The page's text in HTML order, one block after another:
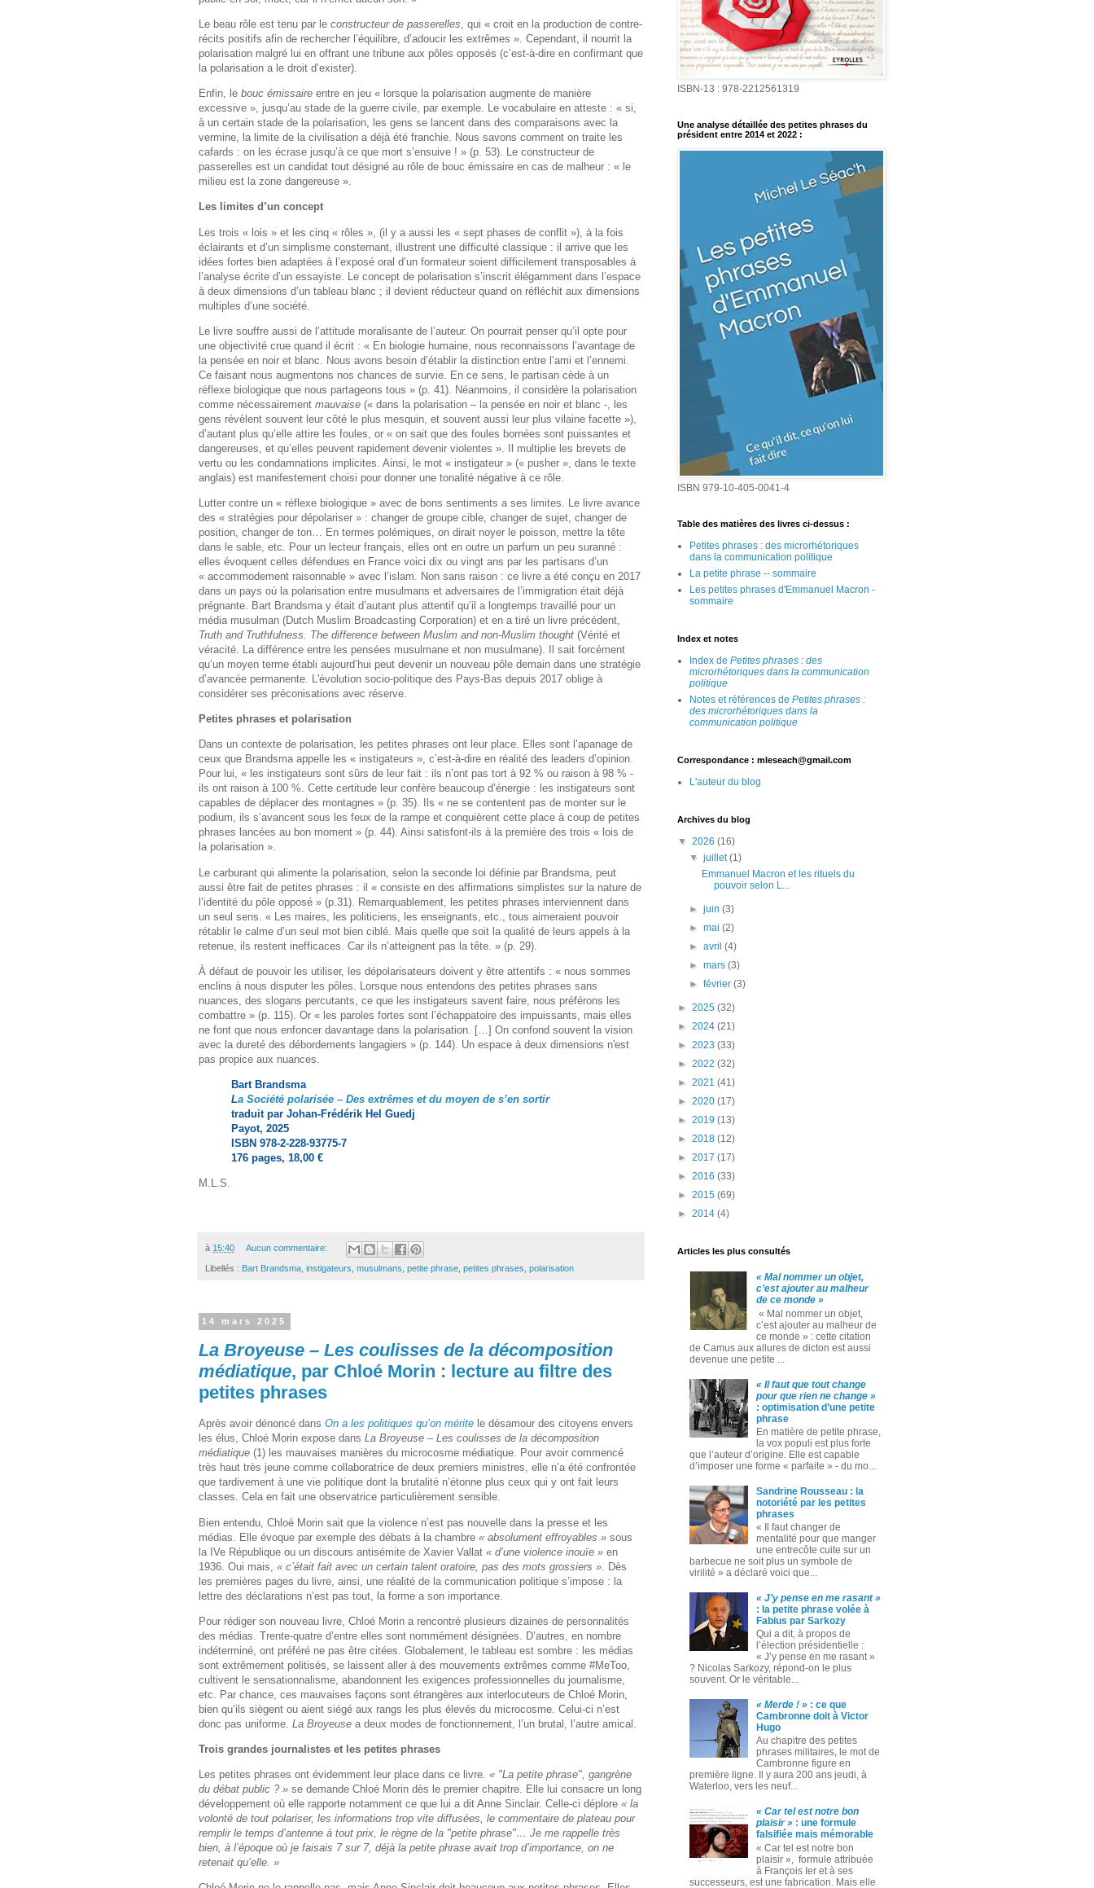
Le beau rôle est tenu par le constructeur de passerelles, qui « croit en la production de contre-
récits positifs afin de rechercher l’équilibre, d’adoucir les extrêmes ». Cependant, il nourrit la
polarisation malgré lui en offrant une tribune aux pôles opposés (c’est-à-dire en confirmant que
la polarisation a le droit d’exister).
Enfin, le bouc émissaire entre en jeu « lorsque la polarisation augmente de manière
excessive », jusqu’au stade de la guerre civile, par exemple. Le vocabulaire en atteste : « si,
à un certain stade de la polarisation, les gens se lancent dans des comparaisons avec la
vermine, la limite de la civilisation a déjà été franchie. Nous savons comment on traite les
cafards : on les écrase jusqu’à ce que mort s’ensuive ! » (p. 53). Le constructeur de
passerelles est un candidat tout désigné au rôle de bouc émissaire en cas de malheur : « le
milieu est la zone dangereuse ».
Les limites d’un concept
Les trois « lois » et les cinq « rôles », (il y a aussi les « sept phases de conflit »), à la fois
éclairants et d’un simplisme consternant, illustrent une difficulté classique : il arrive que les
idées fortes bien adaptées à l’exposé oral d’un formateur soient difficilement transposables à
l’analyse écrite d’un essayiste. Le concept de polarisation s’inscrit élégamment dans l’espace
à deux dimensions d’un tableau blanc ; il devient réducteur quand on réfléchit aux dimensions
multiples d’une société.
Le livre souffre aussi de l’attitude moralisante de l’auteur. On pourrait penser qu’il opte pour
une objectivité crue quand il écrit : « En biologie humaine, nous reconnaissons l’avantage de
la pensée en noir et blanc. Nous avons besoin d’établir la distinction entre l’ami et l’ennemi.
Ce faisant nous augmentons nos chances de survie. En ce sens, le partisan cède à un
réflexe biologique que nous partageons tous » (p. 41). Néanmoins, il considère la polarisation
comme nécessairement mauvaise (« dans la polarisation – la pensée en noir et blanc ‑, les
gens révèlent souvent leur côté le plus mesquin, et souvent aussi leur plus vilaine facette »),
d’autant plus qu’elle attire les foules, or « on sait que des foules bornées sont puissantes et
dangereuses, et qu’elles peuvent rapidement devenir violentes ». Il multiplie les brevets de
vertu ou les condamnations implicites. Ainsi, le mot « instigateur » (« pusher », dans le texte
anglais) est manifestement choisi pour donner une tonalité négative à ce rôle.
Lutter contre un « réflexe biologique » avec de bons sentiments a ses limites. Le livre avance
des « stratégies pour dépolariser » : changer de groupe cible, changer de sujet, changer de
position, changer de ton… En termes polémiques, on dirait noyer le poisson, mettre la tête
dans le sable, etc. Pour un lecteur français, elles ont en outre un parfum un peu suranné :
elles évoquent celles défendues en France voici dix ou vingt ans par les partisans d’un
« accommodement raisonnable » avec l’islam. Non sans raison : ce livre a été conçu en 2017
dans un pays où la polarisation entre musulmans et adversaires de l’immigration était déjà
prégnante. Bart Brandsma y était d’autant plus attentif qu’il a longtemps travaillé pour un
média musulman (Dutch Muslim Broadcasting Corporation) et en a tiré un livre précédent,
Truth and Truthfulness. The difference between Muslim and non-Muslim thought (Vérité et
véracité.
La différence entre les pensées musulmane et non musulmane). Il sait forcément
qu’un moyen terme établi aujourd’hui peut devenir un nouveau pôle demain dans une stratégie
d’avancée permanente. L'évolution socio-politique des Pays-Bas depuis 2017 oblige à
considérer ses préconisations avec réserve.
Petites phrases et polarisation
Dans un contexte de polarisation, les petites phrases ont leur place. Elles sont l’apanage de
ceux que Brandsma appelle les « instigateurs », c’est-à-dire en réalité des leaders d’opinion.
Pour lui, « les instigateurs sont sûrs de leur fait : ils n’ont pas tort à 92 % ou raison à 98 % ‑
ils ont raison à 100 %. Cette certitude leur confère beaucoup d’énergie : les instigateurs sont
capables de déplacer des montagnes » (p. 35). Ils « ne se contentent pas de monter sur le
podium, ils s’avancent sous les feux de la rampe et conquièrent cette place à coup de petites
phrases lancées au bon moment » (p. 44). Ainsi satisfont-ils à la première des trois « lois de
la polarisation ».
Le carburant qui alimente la polarisation, selon la seconde loi définie par Brandsma, peut
aussi être fait de petites phrases : il « consiste en des affirmations simplistes sur la nature de
l’identité du pôle opposé » (p.31). Remarquablement, les petites phrases interviennent dans
un seul sens. « Les maires, les politiciens, les enseignants, etc., tous aimeraient pouvoir
rétablir le calme d’un seul mot bien ciblé. Mais quelle que soit la qualité de leurs appels à la
retenue, ils restent inefficaces. Car ils n’atteignent pas la tête. » (p. 29).
À défaut de pouvoir les utiliser, les dépolarisateurs doivent y être attentifs : « nous sommes
enclins à nous disputer les pôles. Lorsque nous entendons des petites phrases sans
nuances, des slogans percutants, ce que les instigateurs savent faire, nous préférons les
combattre » (p. 115). Or « les paroles fortes sont l’échappatoire des impuissants, mais elles
ne font que nous enfoncer davantage dans la polarisation. […] On confond souvent la vision
avec la dureté des débordements langagiers » (p. 144). Un espace à deux dimensions n'est
pas propice aux nuances.
Bart Brandsma
La Société polarisée – Des extrêmes et du moyen de s’en sortir
traduit par Johan-Frédérik Hel Guedj
Payot, 2025
ISBN 978-2-228-93775-7
176 pages, 18,00 €
M.L.S.
à 15:40 Aucun commentaire:
Libellés : Bart Brandsma instigateurs musulmans petite phrase petites phrases polarisation
14 mars 2025
La Broyeuse – Les coulisses de la décomposition
médiatique, par Chloé Morin : lecture au filtre des
petites phrases
Après avoir dénoncé dans On a les politiques qu’on mérite le désamour des citoyens envers
les élus, Chloé Morin expose dans La Broyeuse – Les coulisses de la décomposition
médiatique (1) les mauvaises manières du microcosme médiatique. Pour avoir commencé
très haut très jeune comme collaboratrice de deux premiers ministres, elle n’a été confrontée
que tardivement à une vie politique dont la brutalité n’étonne plus ceux qui y ont fait leurs
classes. Cela en fait une observatrice particulièrement sensible.
Bien entendu, Chloé Morin sait que la violence n’est pas nouvelle dans la presse et les
médias. Elle évoque par exemple des débats à la chambre « absolument effroyables » sous
la IVe République ou un discours antisémite de Xavier Vallat « d’une violence inouïe » en
1936. Oui mais, « c’était fait avec un certain talent oratoire, pas des mots grossiers » . Dès
les premières pages du livre, ainsi, une réalité de la communication politique s’impose : la
lettre des déclarations n’est pas tout, la forme a son importance.
Pour rédiger son nouveau livre, Chloé Morin a rencontré plusieurs dizaines de personnalités
des médias. Trente-quatre d’entre elles sont nommément désignées. D’autres, en nombre
indéterminé, ont préféré ne pas être citées. Globalement, le tableau est sombre : les médias
sont extrêmement politisés, se laissent aller à des mouvements extrêmes comme #MeToo,
cultivent le sensationnalisme, abandonnent les exigences professionnelles du journalisme,
etc. Par chance, ces mauvaises façons sont étrangères aux interlocuteurs de Chloé Morin,
bien qu’ils siègent ou aient siégé aux rangs les plus élevés du microcosme. Celui-ci n’est
donc pas uniforme. La Broyeuse a deux modes de fonctionnement, l’un brutal, l’autre amical.
Trois grandes journalistes et les petites phrases
Les petites phrases ont évidemment leur place dans ce livre. « "La petite phrase", gangrène
du débat public ? » se demande Chloé Morin dès le premier chapitre. Elle lui consacre un long
développement où elle rapporte notamment ce que lui a dit Anne Sinclair. Celle-ci déplore « la
volonté de tout polariser, les informations trop vite diffusées, le commentaire de plateau pour
remplir le temps d’antenne à tout prix, le règne de la "petite phrase"… Je me rappelle très
bien, à l’époque où je faisais 7 sur 7, déjà la petite phrase avait trop d’importance, on ne
retenait qu’elle. »
ISBN-13 : 978-2212561319
Une analyse détaillée des petites phrases du
président entre 2014 et 2022 :
ISBN 979-10-405-0041-4
Table des matières des livres ci-dessus :
Petites phrases : des microrhétoriques
dans la communication politique
La petite phrase -- sommaire
Les petites phrases d'Emmanuel Macron -
sommaire
Index et notes
Index de Petites phrases : des
microrhétoriques dans la communication
politique
Notes et références de Petites phrases :
des microrhétoriques dans la
communication politique
Correspondance : mleseach@gmail.com
L'auteur du blog
Archives du blog
▼ 2026 (16)
▼juillet(1)
Emmanuel Macron et les rituels du
pouvoir selon L...
►juin(3)
►mai(2)
►avril(4)
►mars(3)
►février(3)
► 2025 (32)
► 2024 (21)
► 2023 (33)
► 2022 (32)
► 2021 (41)
► 2020 (17)
► 2019 (13)
► 2018 (12)
► 2017 (17)
► 2016 (33)
► 2015 (69)
► 2014 (4)
Articles les plus consultés
« Mal nommer un objet,
c’est ajouter au malheur
de ce monde »
« Mal nommer un objet,
c’est ajouter au malheur de
ce monde » : cette citation
de Camus aux allures de dicton est aussi
devenue une petite ...
« Il faut que tout change
pour que rien ne change »
: optimisation d’une petite
phrase
En matière de petite phrase,
la vox populi est plus forte
que l’auteur d’origine. Elle est capable
d’imposer une forme « parfaite » ‑ du mo...
Sandrine Rousseau : la
notoriété par les petites
phrases
« Il faut changer de
mentalité pour que manger
une entrecôte cuite sur un
barbecue ne soit plus un symbole de
virilité » a déclaré voici que...
« J’y pense en me rasant »
: la petite phrase volée à
Fabius par Sarkozy
Qui a dit, à propos de
l’élection présidentielle :
« J’y pense en me rasant »
? Nicolas Sarkozy, répond-on le plus
souvent. Or le véritable...
« Merde ! »: ce que
Cambronne doit à Victor
Hugo
Au chapitre des petites
phrases militaires, le mot de
Cambronne figure en
première ligne. Il y aura 200 ans jeudi, à
Waterloo, vers les neuf...
« Car tel est notre bon
plaisir »: une formule
falsifiée mais mémorable
« Car tel est notre bon
plaisir », formule attribuée
à François Ier et à ses
successeurs, est une fabrication. Mais elle